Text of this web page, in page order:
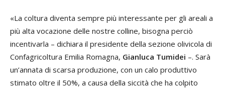
«La coltura diventa sempre più interessante per gli areali a
più alta vocazione delle nostre colline, bisogna perciò
incentivarla – dichiara il presidente della sezione olivicola di
Confagricoltura Emilia Romagna, Gianluca Tumidei –. Sarà
un’annata di scarsa produzione, con un calo produttivo
stimato oltre il 50%, a causa della siccità che ha colpito